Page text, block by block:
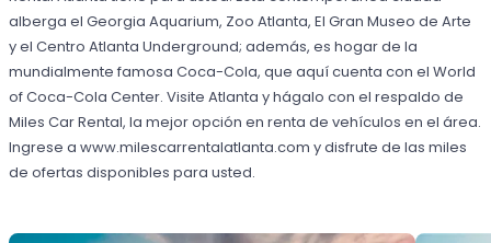
alberga el Georgia Aquarium, Zoo Atlanta, El Gran Museo de Arte
y el Centro Atlanta Underground; además, es hogar de la
mundialmente famosa Coca-Cola, que aquí cuenta con el World
of Coca-Cola Center. Visite Atlanta y hágalo con el respaldo de
Miles Car Rental, la mejor opción en renta de vehículos en el área.
Ingrese a www.milescarrentalatlanta.com y disfrute de las miles
de ofertas disponibles para usted.